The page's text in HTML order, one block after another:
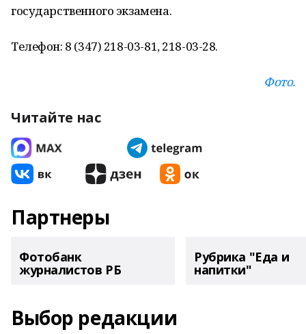
государственного экзамена.
Телефон: 8 (347) 218-03-81, 218-03-28.
Фото.
Читайте нас
Партнеры
Фотобанк
журналистов РБ
Рубрика "Еда и
напитки"
Выбор редакции